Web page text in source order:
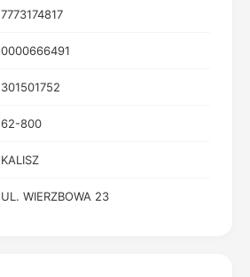
7773174817
0000666491
301501752
62-800
KALISZ
UL. WIERZBOWA 23